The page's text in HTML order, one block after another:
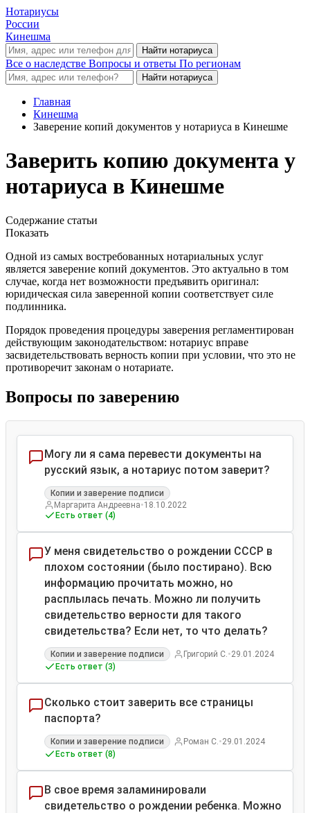
Нотариусы
России
Кинешма
Все о наследстве Вопросы и ответы По регионам
Главная
Кинешма
Заверение копий документов у нотариуса в Кинешме
Заверить копию документа у
нотариуса в Кинешме
Содержание статьи
Показать
Одной из самых востребованных нотариальных услуг
является заверение копий документов. Это актуально в том
случае, когда нет возможности предъявить оригинал:
юридическая сила заверенной копии соответствует силе
подлинника.
Порядок проведения процедуры заверения регламентирован
действующим законодательством: нотариус вправе
засвидетельствовать верность копии при условии, что это не
противоречит законам о нотариате.
Вопросы по заверению
Могу ли я сама перевести документы на
русский язык, а нотариус потом заверит?
Копии и заверение подписи
Маргарита Андреевна•18.10.2022
Есть ответ (4)
У меня свидетельство о рождении СССР в
плохом состоянии (было постирано). Всю
информацию прочитать можно, но
расплылась печать. Можно ли получить
свидетельство верности для такого
свидетельства? Если нет, то что делать?
Копии и заверение подписи Григорий С. •29.01.2024
Есть ответ (3)
Сколько стоит заверить все страницы
паспорта?
Копии и заверение подписи Роман С. •29.01.2024
Есть ответ (8)
В свое время заламинировали
свидетельство о рождении ребенка. Можно